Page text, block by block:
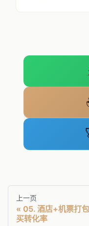
上一页
05. 酒店+机票打
买转化率